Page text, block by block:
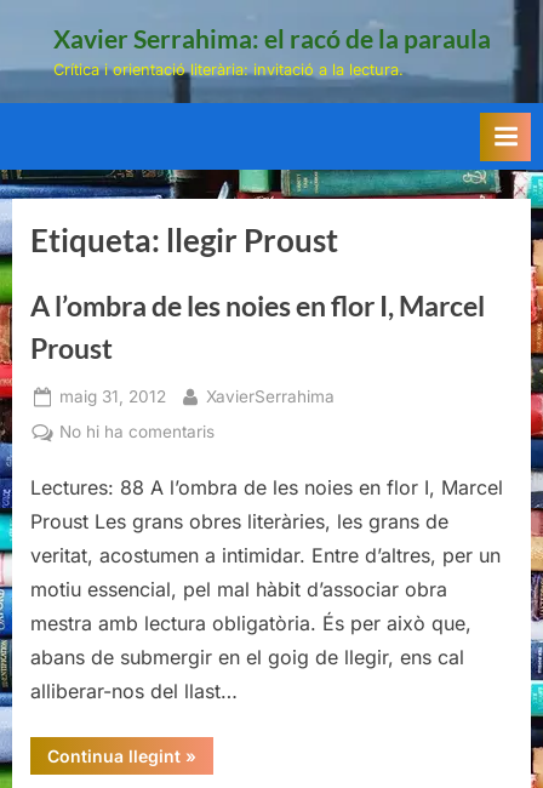
Xavier Serrahima: el racó de la paraula
Crítica i orientació literària: invitació a la lectura.
Etiqueta: llegir Proust
A l’ombra de les noies en flor I, Marcel
Proust
Posted
on
maig 31, 2012 By
XavierSerrahima
No hi ha comentarisa
l’ombra
de
en
flor
I,
Marcel
Lectures: 88 A l’ombra de les noies en flor I, Marcel
Proust Les grans obres literàries, les grans de
veritat, acostumen a intimidar. Entre d’altres, per un
motiu essencial, pel mal hàbit d’associar obra
mestra amb lectura obligatòria. És per això que,
abans de submergir en el goig de llegir, ens cal
alliberar-nos del llast…
Continua llegint“A
l’ombra
»